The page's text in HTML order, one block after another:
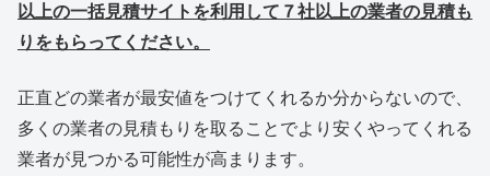
以上の一括見積サイトを利用して７社以上の業者の見積も
りをもらってください。
正直どの業者が最安値をつけてくれるか分からないので、
多くの業者の見積もりを取ることでより安くやってくれる
業者が見つかる可能性が高まります。